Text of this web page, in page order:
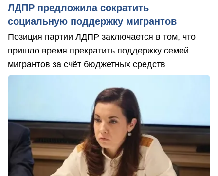
ЛДПР предложила сократить
социальную поддержку мигрантов
Позиция партии ЛДПР заключается в том, что
пришло время прекратить поддержку семей
мигрантов за счёт бюджетных средств